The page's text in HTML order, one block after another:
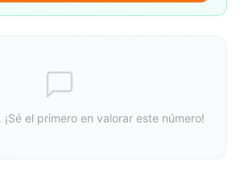
¡Sé el primero en valorar este número!